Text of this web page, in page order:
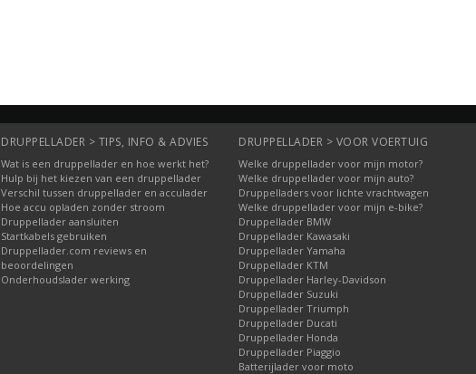
DRUPPELLADER > TIPS, INFO & ADVIES
Wat is een druppellader en hoe werkt het?
Hulp bij het kiezen van een druppellader
Verschil tussen druppellader en acculader
Hoe accu opladen zonder stroom
Druppellader aansluiten
Startkabels gebruiken
Druppellader.com reviews en
beoordelingen
Onderhoudslader werking
DRUPPELLADER > VOOR VOERTUIG
Welke druppellader voor mijn motor?
Welke druppellader voor mijn auto?
Druppelladers voor lichte vrachtwagen
Welke druppellader voor mijn e-bike?
Druppellader BMW
Druppellader Kawasaki
Druppellader Yamaha
Druppellader KTM
Druppellader Harley-Davidson
Druppellader Suzuki
Druppellader Triumph
Druppellader Ducati
Druppellader Honda
Druppellader Piaggio
Batterijlader voor moto